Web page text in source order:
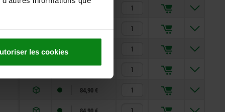
les cookies
81,86 €
84,90 €